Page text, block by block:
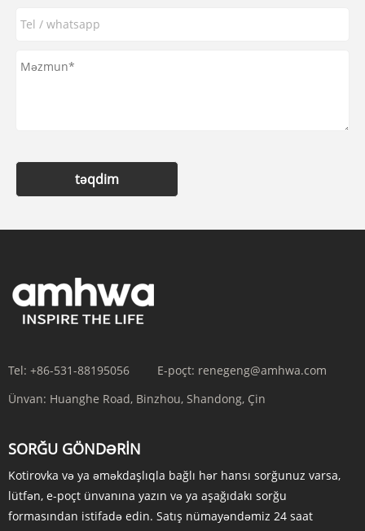
təqdim
Tel: +86-531-88195056 E-poçt: renegeng@amhwa.com
Ünvan: Huanghe Road, Binzhou, Shandong, Çin
SORĞU GÖNDƏRIN
Kotirovka və ya əməkdaşlıqla bağlı hər hansı sorğunuz varsa,
lütfən, e-poçt ünvanına yazın və ya aşağıdakı sorğu
formasından istifadə edin. Satış nümayəndəmiz 24 saat